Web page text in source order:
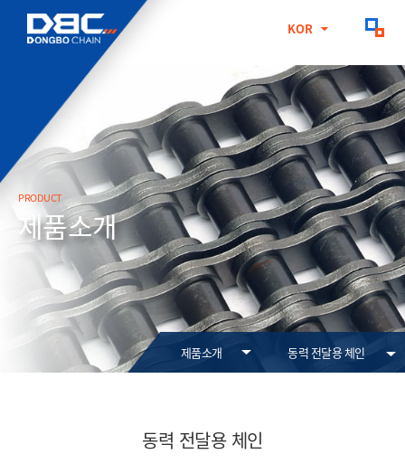
KOR
KOR
ENG
CHN
PRODUCT
제품소개
제품소개 동력 전달용 체인
동력 전달용 체인